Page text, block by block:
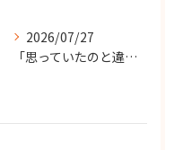
2026/07/27
「思っていたのと違う…」を防ぐ！老人ホームの面会ルールで確認...